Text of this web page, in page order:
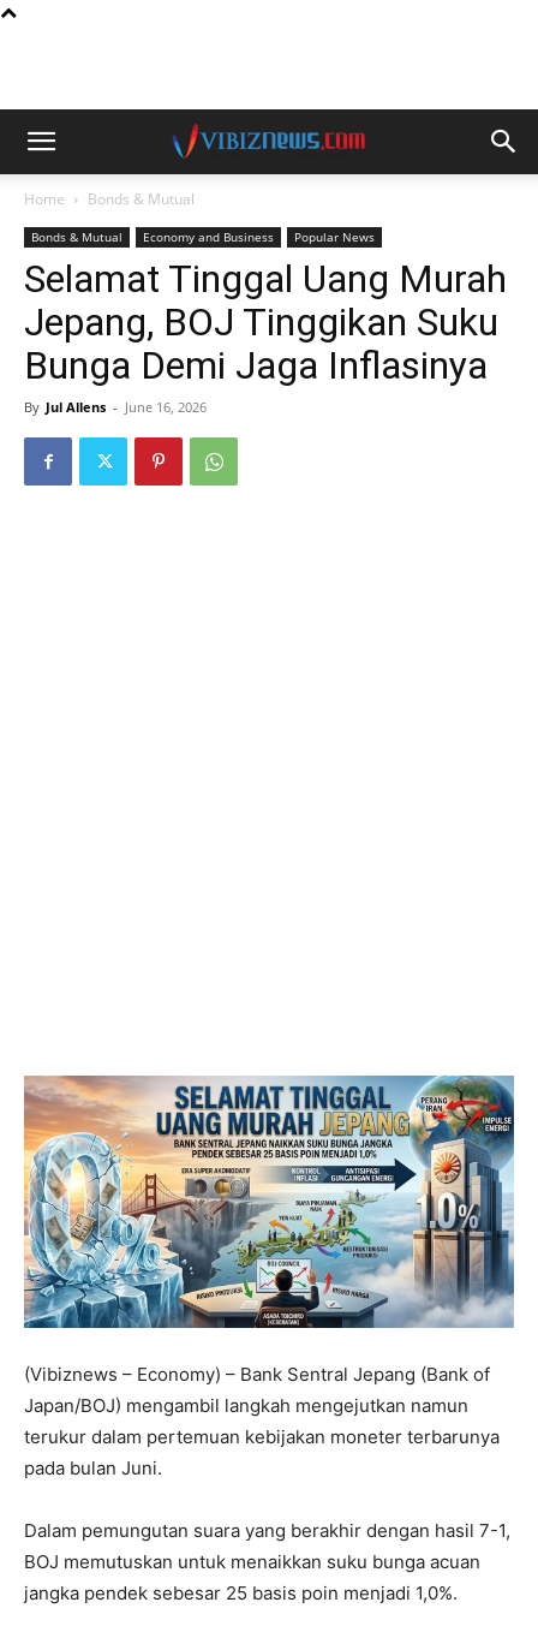
Home Bonds & Mutual
Bonds & Mutual Economy and Business Popular News
Selamat Tinggal Uang Murah
Jepang, BOJ Tinggikan Suku
Bunga Demi Jaga Inflasinya
By Jul Allens - June 16, 2026
(Vibiznews – Economy) – Bank Sentral Jepang (Bank of
Japan/BOJ) mengambil langkah mengejutkan namun
terukur dalam pertemuan kebijakan moneter terbarunya
pada bulan Juni.
Dalam pemungutan suara yang berakhir dengan hasil 7-1,
BOJ memutuskan untuk menaikkan suku bunga acuan
jangka pendek sebesar 25 basis poin menjadi 1,0%.